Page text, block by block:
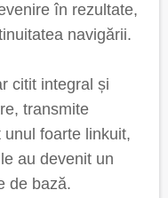
în rezultate,
navigării.
citit integral și
transmite
foarte linkuit,
au devenit un
de bază.